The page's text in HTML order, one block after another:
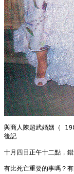
與商人陳超武婚姻（
後記
十月四日正午十二點，
有比死亡重要的事嗎？